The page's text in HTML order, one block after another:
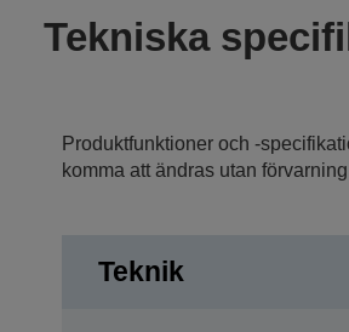
Tekniska
Produktfunktioner och -
komma att ändras utan förvarning
Teknik